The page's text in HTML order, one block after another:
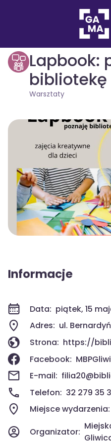
Lapbook:
bibliotekę
Warsztaty
Informacje
Data: piątek, 15
Adres: ul.
Strona: https://
Facebook:
E-mail:
Telefon: 32 279 35
Miejsce wydarzenia:
Organizator: